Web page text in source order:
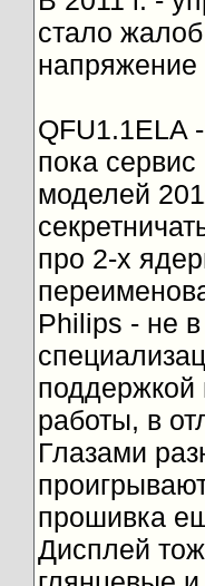
стало
напряжение
QFU1.1ELA
пока
моделей
про 2-х
Philips - не
поддержкой
работы, в
Глазами
прошивка
Дисплей